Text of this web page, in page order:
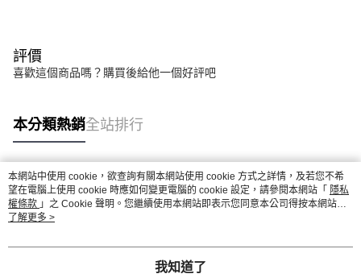
評價
喜歡這個商品嗎？購買後給他一個好評吧
本分類熱銷全站排行
熱門標籤
本網站中使用 cookie，欲查詢有關本網站使用 cookie 方式之詳情，及若您不希
望在電腦上使用 cookie 時應如何變更電腦的 cookie 設定，請參閱本網站「 隱私
權條款 」之 Cookie 聲明。您繼續使用本網站即表示您同意本公司得按本網站使
用條款之 Cookie 聲明使用 cookie。
了解更多 >
我知道了